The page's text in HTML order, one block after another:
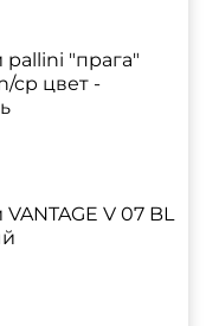
"прага"
cp цвет -
V 07 BL